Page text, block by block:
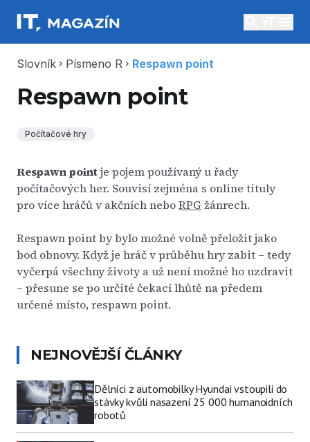
Slovník chevron_right Písmeno R chevron_right Respawn point
Respawn point
Počítačové hry
Respawn point je pojem používaný u řady
počítačových her. Souvisí zejména s online tituly
pro více hráčů v akčních neboRPGžánrech.
Respawn point by bylo možné volně přeložit jako
bod obnovy. Když je hráč v průběhu hry zabit – tedy
vyčerpá všechny životy a už není možné ho uzdravit
– přesune se po určité čekací lhůtě na předem
určené místo, respawn point.
NEJNOVĚJŠÍ ČLÁNKY
Dělníci z automobilky Hyundai vstoupili do
stávky kvůli nasazení 25 000 humanoidních
robotů